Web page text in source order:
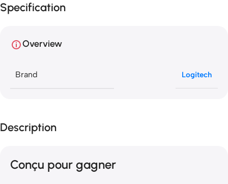
Specification
Overview
Brand Logitech
Description
Conçu pour gagner